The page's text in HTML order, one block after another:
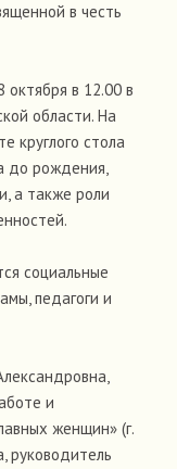
в честь
в 12.00 в
области. На
круглого стола
до рождения,
а также роли
социальные
педагоги и
и
женщин» (г.
руководитель